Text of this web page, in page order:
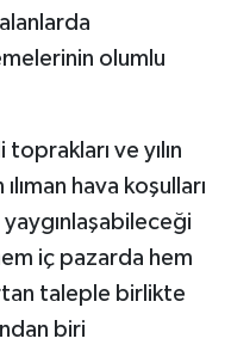
olumlu
ve yılın
hava koşulları
iç pazarda hem
taleple birlikte
biri